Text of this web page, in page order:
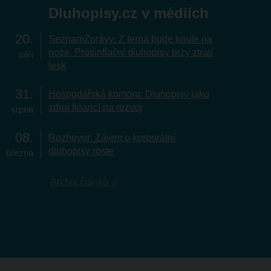
Dluhopisy.cz v médiích
20
září
SeznamZprávy: Z terna bude koule na
noze. Protiinflační dluhopisy brzy ztratí
lesk
31
srpna
Hospodářská komora: Dluhopisy jako
zdroj financí na rozvoj
08
března
Rozhovor: Zájem o korporátní
dluhopisy roste